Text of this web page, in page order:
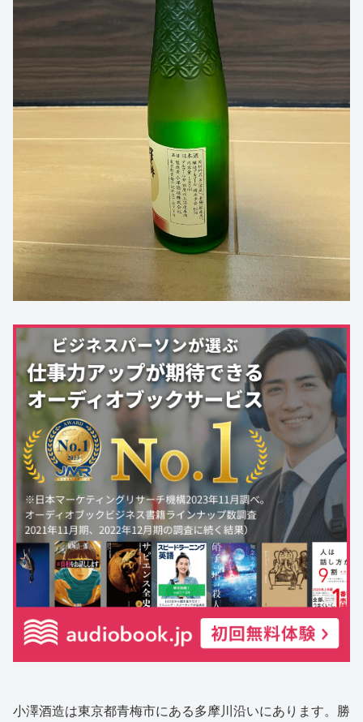
小澤酒造は東京都青梅市にある多摩川沿いにあります。勝